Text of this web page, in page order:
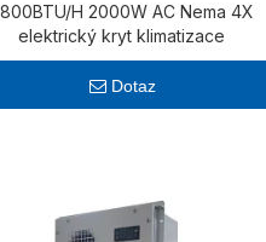
H 2000W AC Nema 4X
elektrický kryt klimatizace
Dotaz